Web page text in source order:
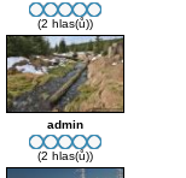
(2 hlas(ů))
admin
(2 hlas(ů))